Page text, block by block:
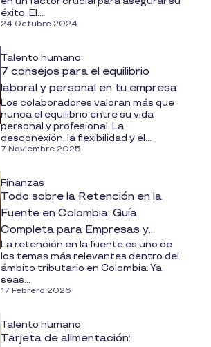
éxito. El...
24 Octubre 2024
Talento humano
7 consejos para el equilibrio
laboral y personal en tu empresa
Los colaboradores valoran más que
nunca el equilibrio entre su vida
personal y profesional. La
desconexión, la flexibilidad y el...
7 Noviembre 2025
Finanzas
Todo sobre la Retención en la
Fuente en Colombia: Guía
Completa para Empresas y
Profesionales de RRHH
La retención en la fuente es uno de
los temas más relevantes dentro del
ámbito tributario en Colombia. Ya
seas...
17 Febrero 2026
Talento humano
Tarjeta de alimentación: